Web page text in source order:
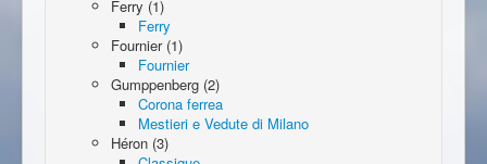
Ferry (1)
Ferry
Fournier (1)
Fournier
Gumppenberg (2)
Corona ferrea
Mestieri e Vedute di Milano
Héron (3)